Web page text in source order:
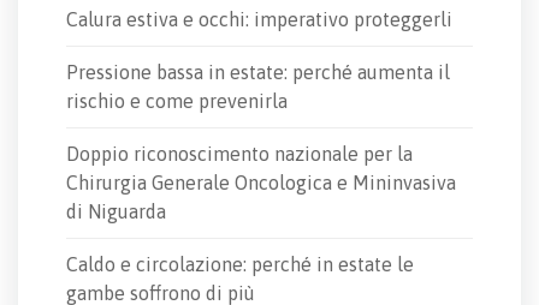
Calura estiva e occhi: imperativo proteggerli
Pressione bassa in estate: perché aumenta il
rischio e come prevenirla
Doppio riconoscimento nazionale per la
Chirurgia Generale Oncologica e Mininvasiva
di Niguarda
Caldo e circolazione: perché in estate le
gambe soffrono di più